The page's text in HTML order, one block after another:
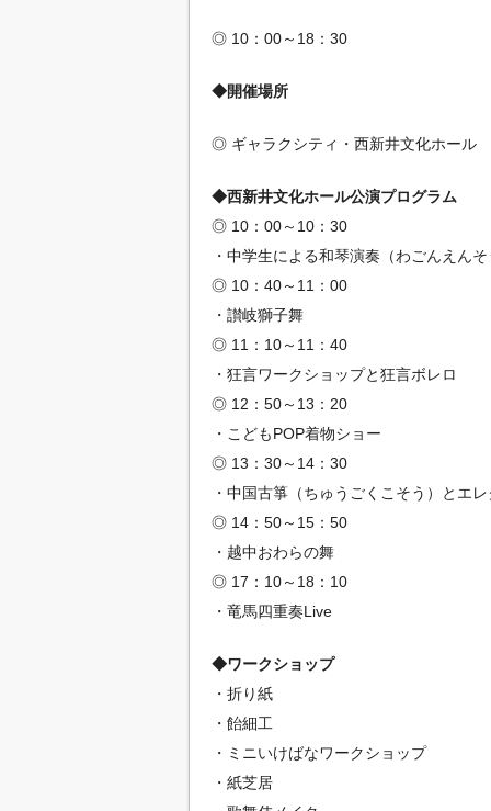
◎ 10：00～18：30
◆開催場所
◎ ギャラクシティ・西新井文化ホール
◆西新井文化ホール公演プログラム
◎ 10：00～10：30
・中学生による和琴演奏（わごんえん
◎ 10：40～11：00
・讃岐獅子舞
◎ 11：10～11：40
・狂言ワークショップと狂言ボレロ
◎ 12：50～13：20
・こどもPOP着物ショー
◎ 13：30～14：30
・中国古箏（ちゅうごくこそう）とエ
◎ 14：50～15：50
・越中おわらの舞
◎ 17：10～18：10
・竜馬四重奏Live
◆ワークショップ
・折り紙
・飴細工
・ミニいけばなワークショップ
・紙芝居